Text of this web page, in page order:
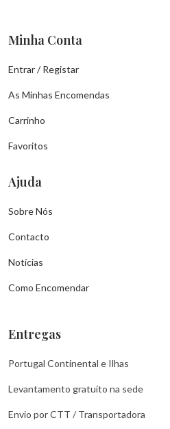
Minha Conta
Entrar / Registar
As Minhas Encomendas
Carrinho
Favoritos
Ajuda
Sobre Nós
Contacto
Notícias
Como Encomendar
Entregas
Portugal Continental e Ilhas
Levantamento gratuito na sede
Envio por CTT / Transportadora